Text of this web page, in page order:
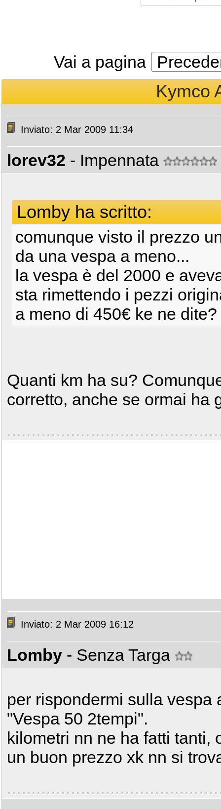
Vai a pagina
Kymco
Inviato: 2 Mar 2009 11:34
lorev32 - Impennata
Lomby ha scritto:
comunque visto il prezzo
da una vespa a meno...
la vespa è del 2000 e
sta rimettendo i pezzi
a meno di 450€ ke ne dite?
Quanti km ha su?
corretto, anche se ormai ha
Inviato: 2 Mar 2009 16:12
Lomby - Senza Targa
per rispondermi sulla vespa
"Vespa 50 2tempi".
kilometri nn ne ha fatti tanti,
un buon prezzo xk nn si